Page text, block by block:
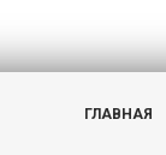
ГЛАВНАЯ